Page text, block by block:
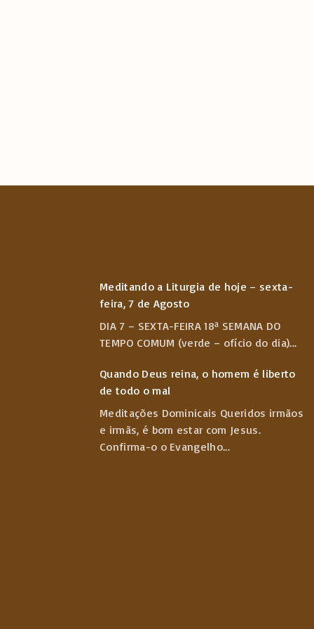
Meditando a Liturgia de hoje – sexta-
feira, 7 de Agosto
DIA 7 – SEXTA-FEIRA 18ª SEMANA DO
TEMPO COMUM (verde – ofício do dia)...
Quando Deus reina, o homem é liberto
de todo o mal
Meditações Dominicais Queridos irmãos
e irmãs, é bom estar com Jesus.
Confirma-o o Evangelho...